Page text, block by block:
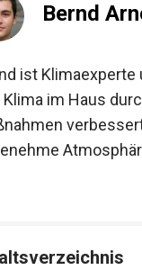
Bernd
ist Klimaexperte
Klima im Haus